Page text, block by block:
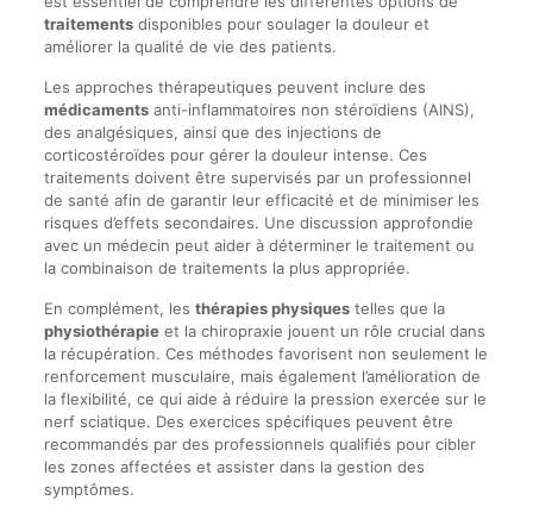
traitementsdisponibles pour soulager la douleur et
améliorer la qualité de vie des patients.
Les approches thérapeutiques peuvent inclure des
médicamentsanti-inflammatoires non stéroïdiens (AINS),
des analgésiques, ainsi que des injections de
corticostéroïdes pour gérer la douleur intense. Ces
traitements doivent être supervisés par un professionnel
de santé afin de garantir leur efficacité et de minimiser les
risques d’effets secondaires. Une discussion approfondie
avec un médecin peut aider à déterminer le traitement ou
la combinaison de traitements la plus appropriée.
En complément, les thérapies physiquestelles que la
physiothérapieet la chiropraxie jouent un rôle crucial dans
la récupération. Ces méthodes favorisent non seulement le
renforcement musculaire, mais également l’amélioration de
la flexibilité, ce qui aide à réduire la pression exercée sur le
nerf sciatique. Des exercices spécifiques peuvent être
recommandés par des professionnels qualifiés pour cibler
les zones affectées et assister dans la gestion des
symptômes.